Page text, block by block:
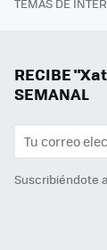
RECIBE
SEMANAL
Suscribiéndote